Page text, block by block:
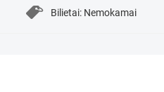
Bilietai: Nemokamai